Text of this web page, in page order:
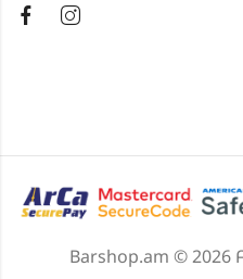
Barshop.am © 2026